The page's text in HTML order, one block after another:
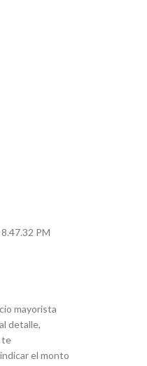
mayorista
detalle,
te
el monto